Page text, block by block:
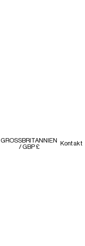
GROSSBRITANNIEN
/ GBP £
Kontakt